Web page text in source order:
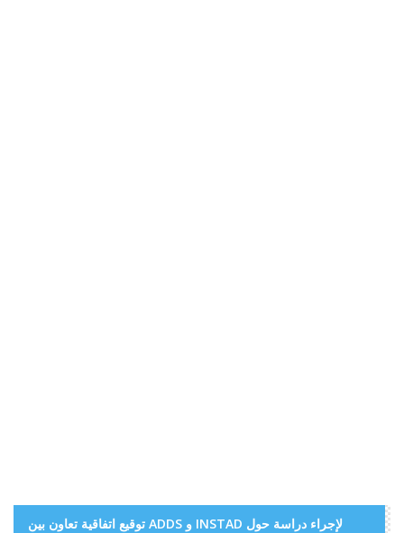
توقيع اتفاقية تعاون بين ADDS و INSTAD لإجراء دراسة حول